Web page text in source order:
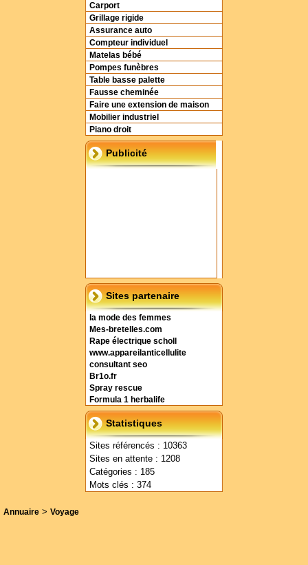
Carport
Grillage rigide
Assurance auto
Compteur individuel
Matelas bébé
Pompes funèbres
Table basse palette
Fausse cheminée
Faire une extension de maison
Mobilier industriel
Piano droit
Publicité
Sites partenaire
la mode des femmes
Mes-bretelles.com
Rape électrique scholl
www.appareilanticellulite
consultant seo
Br1o.fr
Spray rescue
Formula 1 herbalife
Statistiques
Sites référencés : 10363
Sites en attente : 1208
Catégories : 185
Mots clés : 374
Annuaire > Voyage